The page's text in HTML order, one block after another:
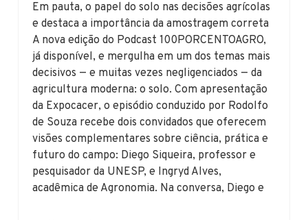
Em pauta, o papel do solo nas decisões agrícolas
e destaca a importância da amostragem correta
A nova edição do Podcast 100PORCENTOAGRO,
já disponível, e mergulha em um dos temas mais
decisivos — e muitas vezes negligenciados — da
agricultura moderna: o solo. Com apresentação
da Expocacer, o episódio conduzido por Rodolfo
de Souza recebe dois convidados que oferecem
visões complementares sobre ciência, prática e
futuro do campo: Diego Siqueira, professor e
pesquisador da UNESP, e Ingryd Alves,
acadêmica de Agronomia. Na conversa, Diego e